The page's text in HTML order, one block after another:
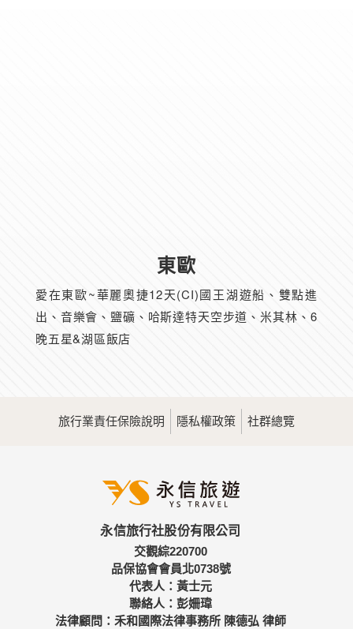
東歐
愛在東歐~華麗奧捷12天(CI)國王湖遊船、雙點進
出、音樂會、鹽礦、哈斯達特天空步道、米其林、6
晚五星&湖區飯店
旅行業責任保險說明 隱私權政策 社群總覽
永信旅行社股份有限公司
交觀綜220700
品保協會會員北0738號
代表人：黃士元
聯絡人：彭姍瑋
法律顧問：禾和國際法律事務所 陳德弘 律師